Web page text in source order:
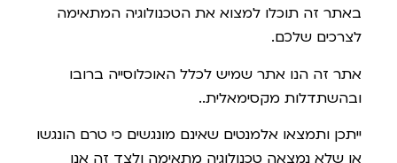
באתר זה תוכלו למצוא את הטכנולוגיה המתאימה
לצרכים שלכם.
אתר זה הנו אתר שמיש לכלל האוכלוסייה ברובו
ובהשתדלות מקסימאלית..
ייתכן ותמצאו אלמנטים שאינם מונגשים כי טרם הונגשו
או שלא נמצאה טכנולוגיה מתאימה ולצד זה אנו